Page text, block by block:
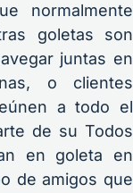
normalmente
goletas son
juntas en
o clientes
a todo el
de su Todos
en goleta en
de amigos que